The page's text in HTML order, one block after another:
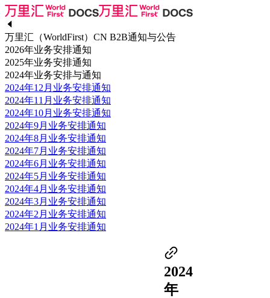
万里汇（WorldFirst）CN B2B通知与公告
2026年业务安排通知
2025年业务安排通知
2024年业务安排与通知
2024年12月业务安排通知
2024年11月业务安排通知
2024年10月业务安排通知
2024年9月业务安排通知
2024年8月业务安排通知
2024年7月业务安排通知
2024年6月业务安排通知
2024年5月业务安排通知
2024年4月业务安排通知
2024年3月业务安排通知
2024年2月业务安排通知
2024年1月业务安排通知
2024
年